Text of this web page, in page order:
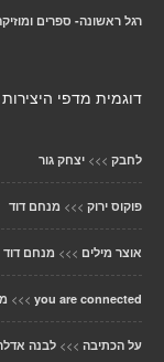
רגל ראשונה- ספרים
דוגמית מדפי היצירות
לחבק >>> יצחק גור
פוקוס ירוק >>> מנחם דוד
אוצר מילים >>> מנחם דוד
you are connected
>>>
על הכתיבה >>> לבנה